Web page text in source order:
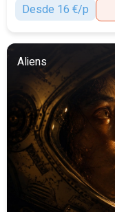
Desde 16 €/p
Aliens